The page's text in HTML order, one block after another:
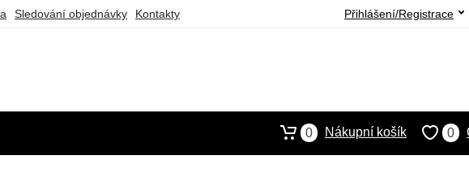
Sledování objednávky Kontakty Přihlášení/Registrace
0
0 Nákupní košík